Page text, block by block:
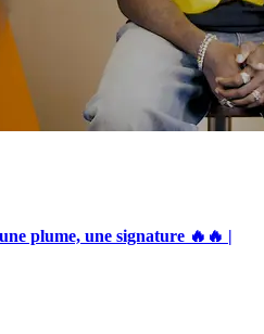
plume, une signature 🔥🔥 |